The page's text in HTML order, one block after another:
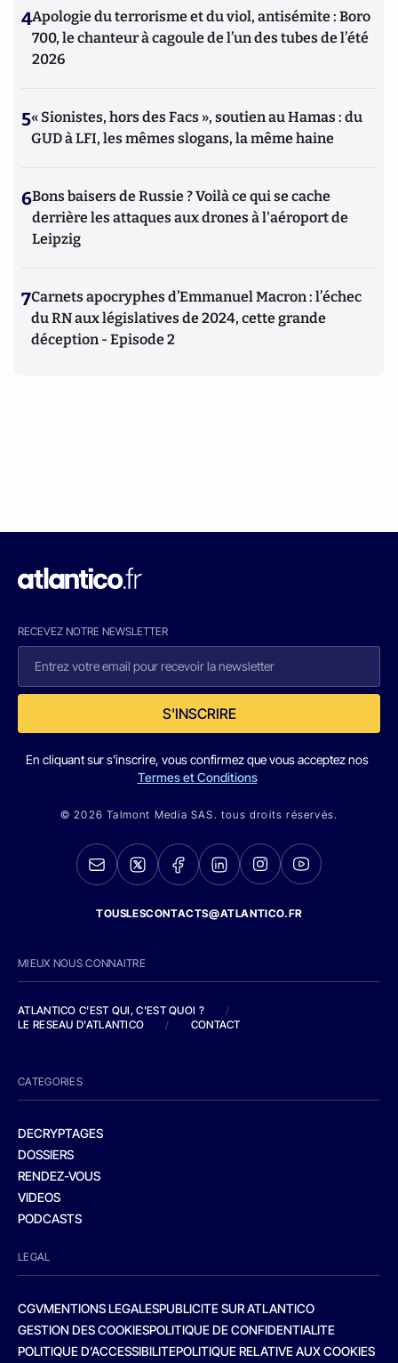
4Apologie du terrorisme et du viol, antisémite : Boro
700, le chanteur à cagoule de l’un des tubes de l’été
2026
5« Sionistes, hors des Facs », soutien au Hamas : du
GUD à LFI, les mêmes slogans, la même haine
6Bons baisers de Russie ? Voilà ce qui se cache
derrière les attaques aux drones à l'aéroport de
Leipzig
7Carnets apocryphes d’Emmanuel Macron : l’échec
du RN aux législatives de 2024, cette grande
déception - Episode 2
RECEVEZ NOTRE NEWSLETTER
S'INSCRIRE
En cliquant sur s'inscrire, vous confirmez que vous acceptez nos
Termes et Conditions
© 2026 Talmont Media SAS. tous droits réservés.
TOUSLESCONTACTS@ATLANTICO.FR
MIEUX NOUS CONNAITRE
ATLANTICO C'EST QUI, C'EST QUOI ?
/
LE RESEAU D'ATLANTICO
/ CONTACT
CATEGORIES
DECRYPTAGES
DOSSIERS
RENDEZ-VOUS
VIDEOS
PODCASTS
LEGAL
CGVMENTIONS LEGALESPUBLICITE SUR ATLANTICO
GESTION DES COOKIESPOLITIQUE DE CONFIDENTIALITE
POLITIQUE D’ACCESSIBILITEPOLITIQUE RELATIVE AUX COOKIES